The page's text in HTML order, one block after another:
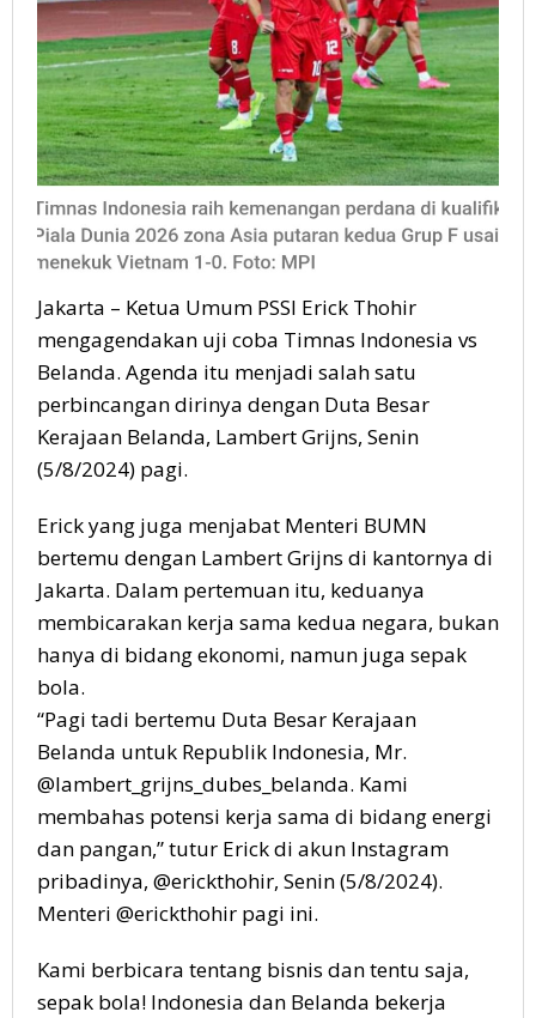
Jakarta – Ketua Umum PSSI Erick Thohir
mengagendakan uji coba Timnas Indonesia vs
Belanda. Agenda itu menjadi salah satu
perbincangan dirinya dengan Duta Besar
Kerajaan Belanda, Lambert Grijns, Senin
(5/8/2024) pagi.
Erick yang juga menjabat Menteri BUMN
bertemu dengan Lambert Grijns di kantornya di
Jakarta. Dalam pertemuan itu, keduanya
membicarakan kerja sama kedua negara, bukan
hanya di bidang ekonomi, namun juga sepak
bola.
“Pagi tadi bertemu Duta Besar Kerajaan
Belanda untuk Republik Indonesia, Mr.
@lambert_grijns_dubes_belanda. Kami
membahas potensi kerja sama di bidang energi
dan pangan,” tutur Erick di akun Instagram
pribadinya, @erickthohir, Senin (5/8/2024).
Menteri @erickthohir pagi ini.
Kami berbicara tentang bisnis dan tentu saja,
sepak bola! Indonesia dan Belanda bekerja